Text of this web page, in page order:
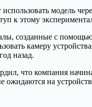
модель
к этому
созданные с
камеру
назад.
что компания
ожидаются на